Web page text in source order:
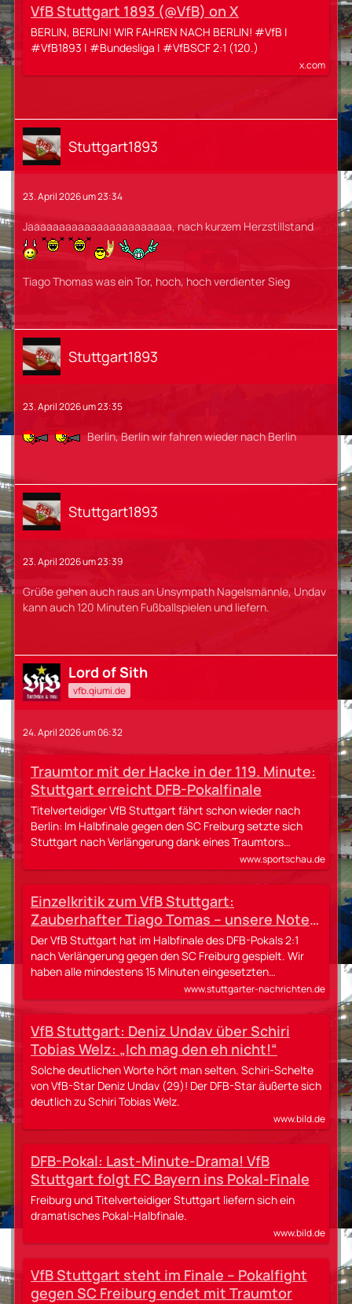
VfB Stuttgart 1893 (@VfB) on X
BERLIN, BERLIN! WIR FAHREN NACH BERLIN! #VfB |
#VfB1893 | #Bundesliga | #VfBSCF 2:1 (120.)
x.com
Stuttgart1893
23. April 2026 um 23:34
Jaaaaaaaaaaaaaaaaaaaaaaa, nach kurzem Herzstillstand
Tiago Thomas was ein Tor, hoch, hoch verdienter Sieg
Stuttgart1893
23. April 2026 um 23:35
Berlin, Berlin wir fahren wieder nach Berlin
Stuttgart1893
23. April 2026 um 23:39
Grüße gehen auch raus an Unsympath Nagelsmännle, Undav
kann auch 120 Minuten Fußballspielen und liefern.
Lord of Sith
vfb.qiumi.de
24. April 2026 um 06:32
Traumtor mit der Hacke in der 119. Minute:
Stuttgart erreicht DFB-Pokalfinale
Titelverteidiger VfB Stuttgart fährt schon wieder nach
Berlin: Im Halbfinale gegen den SC Freiburg setzte sich
Stuttgart nach Verlängerung dank eines Traumtors…
www.sportschau.de
Einzelkritik zum VfB Stuttgart:
Zauberhafter Tiago Tomas – unsere Noten
für die VfB-Profis
Der VfB Stuttgart hat im Halbfinale des DFB-Pokals 2:1
nach Verlängerung gegen den SC Freiburg gespielt. Wir
haben alle mindestens 15 Minuten eingesetzten…
www.stuttgarter-nachrichten.de
VfB Stuttgart: Deniz Undav über Schiri
Tobias Welz: „Ich mag den eh nicht!“
Solche deutlichen Worte hört man selten. Schiri-Schelte
von VfB-Star Deniz Undav (29)! Der DFB-Star äußerte sich
deutlich zu Schiri Tobias Welz.
www.bild.de
DFB-Pokal: Last-Minute-Drama! VfB
Stuttgart folgt FC Bayern ins Pokal-Finale
Freiburg und Titelverteidiger Stuttgart liefern sich ein
dramatisches Pokal-Halbfinale.
www.bild.de
VfB Stuttgart steht im Finale – Pokalfight
gegen SC Freiburg endet mit Traumtor